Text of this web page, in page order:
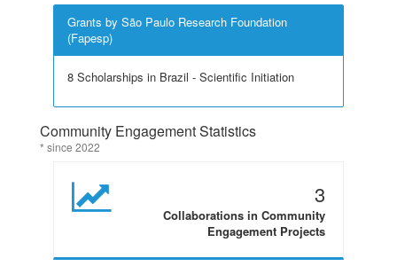
Grants by São Paulo Research Foundation
(Fapesp)
8 Scholarships in Brazil - Scientific Initiation
Community Engagement Statistics
* since 2022
3
Collaborations in Community
Engagement Projects